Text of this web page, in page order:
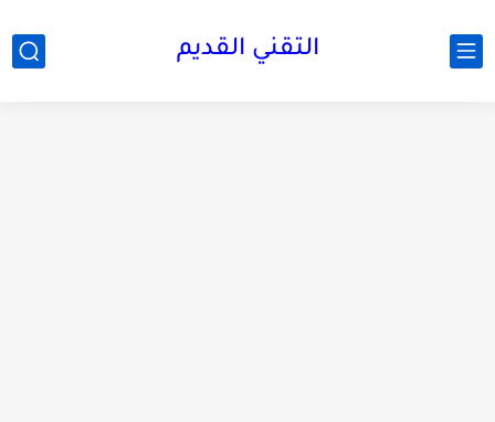
التقني القديم